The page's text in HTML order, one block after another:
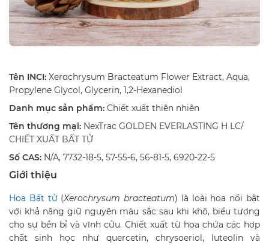
Tên INCI: Xerochrysum Bracteatum Flower Extract, Aqua,
Propylene Glycol, Glycerin, 1,2-Hexanediol
Danh mục sản phẩm: Chiết xuất thiên nhiên
Tên thương mại: NexTrac GOLDEN EVERLASTING H LC/
CHIẾT XUẤT BẤT TỬ
Số CAS: N/A, 7732-18-5, 57-55-6, 56-81-5, 6920-22-5
Giới thiệu
Hoa Bất tử(Xerochrysum bracteatum) là loài hoa nổi bật
với khả năng giữ nguyên màu sắc sau khi khô, biểu tượng
cho sự bền bỉ và vĩnh cửu. Chiết xuất từ hoa chứa các hợp
chất sinh học như quercetin, chrysoeriol, luteolin và